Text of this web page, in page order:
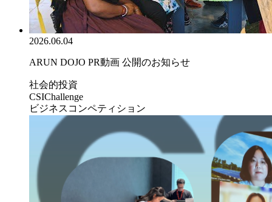
2026.06.04
ARUN DOJO PR動画 公開のお知らせ
社会的投資
CSIChallenge
ビジネスコンペティション